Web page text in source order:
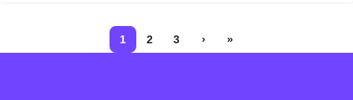
1 2 3 › »